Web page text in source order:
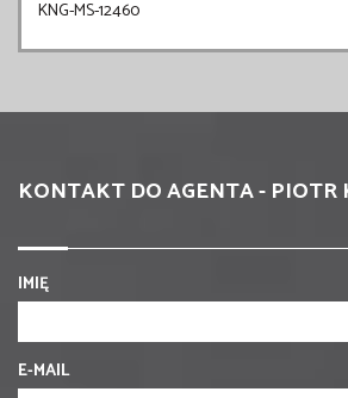
KNG-MS-12460
KONTAKT DO AGENTA - PIOTR
IMIĘ
E-MAIL